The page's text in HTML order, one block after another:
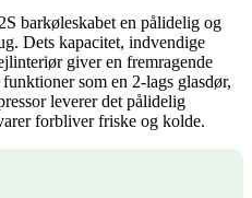
barkøleskabet en pålidelig og
Dets kapacitet, indvendige
giver en fremragende
som en 2-lags glasdør,
leverer det pålidelig
forbliver friske og kolde.